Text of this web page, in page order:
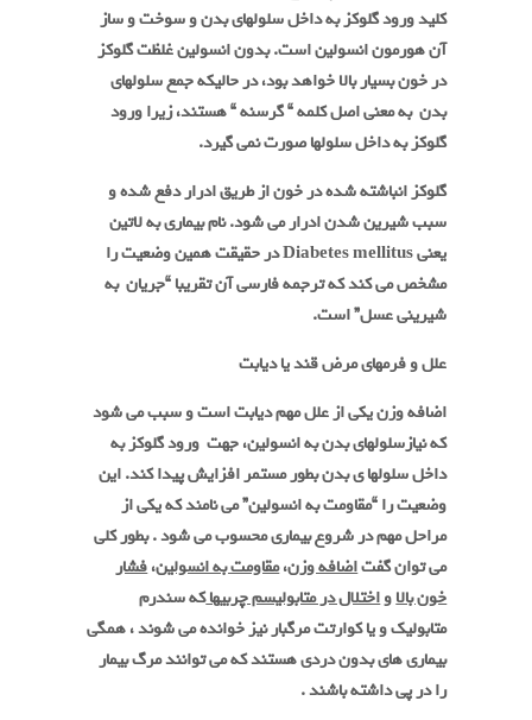
کلید ورود گلوکز به داخل سلولهای بدن و سوخت و ساز
آن هورمون انسولین است. بدون انسولین غلظت گلوکز
در خون بسیار بالا خواهد بود، در حالیکه جمع سلولهای
بدن به معنی اصل کلمه“گرسنه“هستند، زیرا ورود
گلوکز به داخل سلولها صورت نمی گیرد.
گلوکز انباشته شده در خون از طریق ادرار دفع شده و
سبب شیرین شدن ادرار می شود. نام بیماری به لاتین
یعنیDiabetes mellitusدر حقیقت همین وضعیت را
مشخص می کند که ترجمه فارسی آن تقریبا“جریان به
شیرینی عسل”است.
علل و فرمهای مرض قند یا دیابت
اضافه وزن یکی از علل مهم دیابت است و سبب می شود
که نیازسلولهای بدن به انسولین، جهت ورود گلوکز به
داخل سلولها ی بدن بطور مستمر افزایش پیدا کند. این
وضعیت را“مقاومت به انسولین”می نامند که یکی از
مراحل مهم در شروع بیماری محسوب می شود . بطور کلی
می توان گفتاضافه وزن،مقاومت به انسولین،فشار
خون بالاواختلال در متابولیسم چربیهاکه سندرم
متابولیک و یا کوارتت مرگبار نیز خوانده می شوند ، همگی
بیماری های بدون دردی هستند که می توانند مرگ بیمار
را در پی داشته باشند .